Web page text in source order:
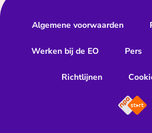
Algemene voorwaarden
Werken bij de EO Pers
Richtlijnen